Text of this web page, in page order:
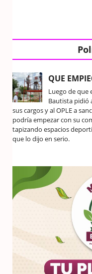
QUE
Luego de que
Bautista pidió
sus cargos y al OPLE a
podría empezar con su
tapizando espacios
que lo dijo en serio.